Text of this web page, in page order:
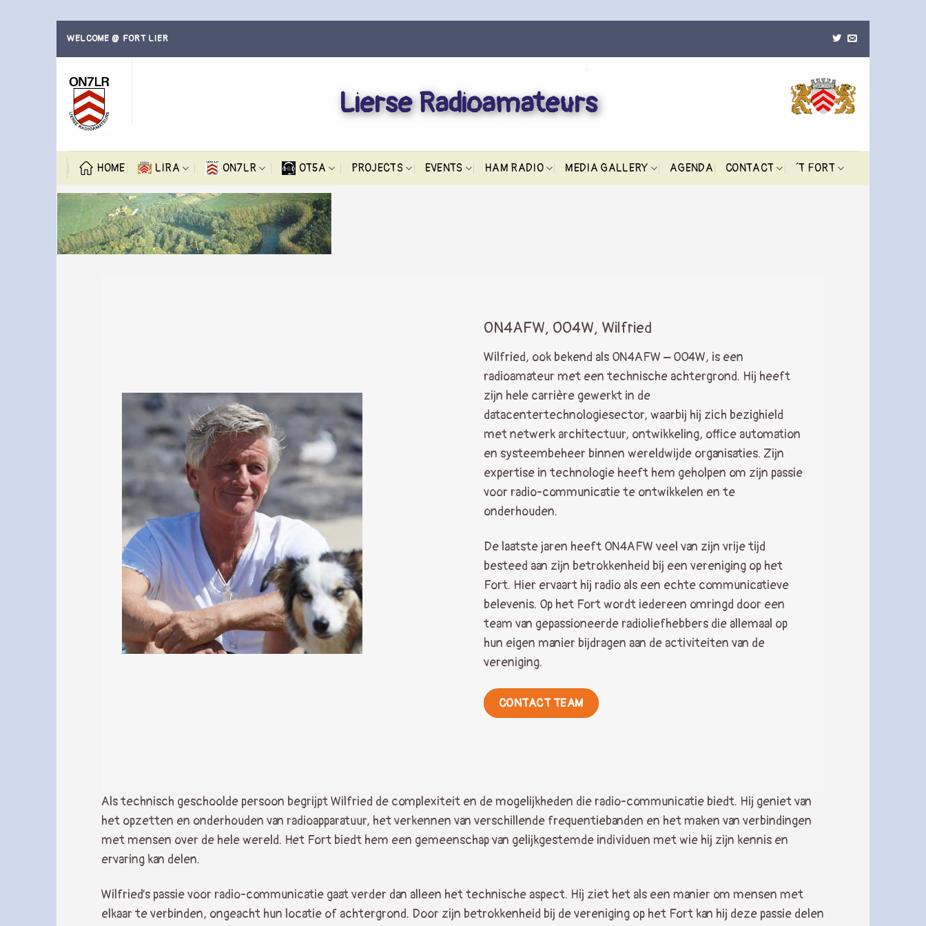
WELCOME @ FORT LIER
Lierse Radioamateurs
HOME LIRA ON7LR OT5A PROJECTS EVENTS HAM RADIO MEDIA GALLERY AGENDA CONTACT ´T FORT
ON4AFW, OO4W, Wilfried
Wilfried, ook bekend als ON4AFW – OO4W, is een
radioamateur met een technische achtergrond. Hij heeft
zijn hele carrière gewerkt in de
datacentertechnologiesector, waarbij hij zich bezighield
met netwerk architectuur, ontwikkeling, office automation
en systeembeheer binnen wereldwijde organisaties. Zijn
expertise in technologie heeft hem geholpen om zijn passie
voor radio-communicatie te ontwikkelen en te
onderhouden.
De laatste jaren heeft ON4AFW veel van zijn vrije tijd
besteed aan zijn betrokkenheid bij een vereniging op het
Fort. Hier ervaart hij radio als een echte communicatieve
belevenis. Op het Fort wordt iedereen omringd door een
team van gepassioneerde radioliefhebbers die allemaal op
hun eigen manier bijdragen aan de activiteiten van de
vereniging.
CONTACT TEAM
Als technisch geschoolde persoon begrijpt Wilfried de complexiteit en de mogelijkheden die radio-communicatie biedt. Hij geniet van
het opzetten en onderhouden van radioapparatuur, het verkennen van verschillende frequentiebanden en het maken van verbindingen
met mensen over de hele wereld. Het Fort biedt hem een gemeenschap van gelijkgestemde individuen met wie hij zijn kennis en
ervaring kan delen.
Wilfried’s passie voor radio-communicatie gaat verder dan alleen het technische aspect. Hij ziet het als een manier om mensen met
elkaar te verbinden, ongeacht hun locatie of achtergrond. Door zijn betrokkenheid bij de vereniging op het Fort kan hij deze passie delen